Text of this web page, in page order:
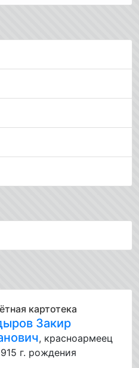
картотека
Закир
, красноармеец
г. рождения